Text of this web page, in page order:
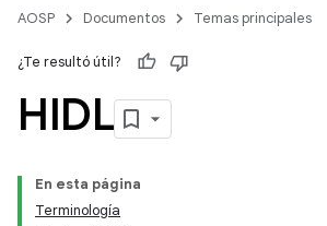
AOSP Documentos Temas principales
¿Te resultó útil?
HIDL
En esta página
Terminología